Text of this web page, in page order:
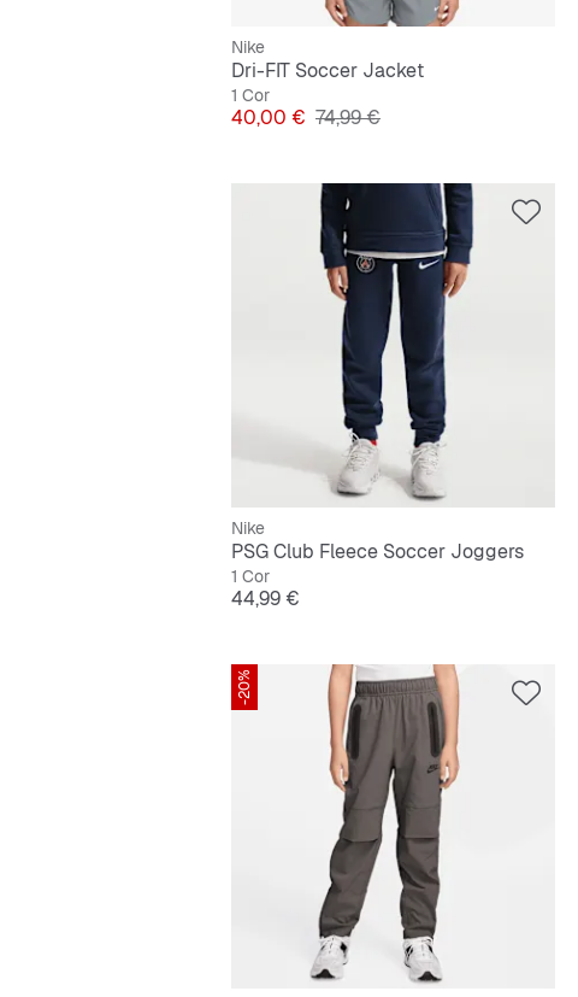
Nike
Dri-FIT Soccer Jacket
1 Cor
Preço
40,00 € Preço original
74,99 €
Nike
PSG Club Fleece Soccer Joggers
1 Cor
Preço
44,99 €
-20%